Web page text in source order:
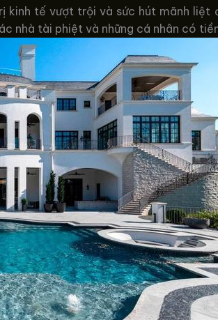
tế vượt trội và sức hút mãnh liệt
nhà tài phiệt và những cá nhân có